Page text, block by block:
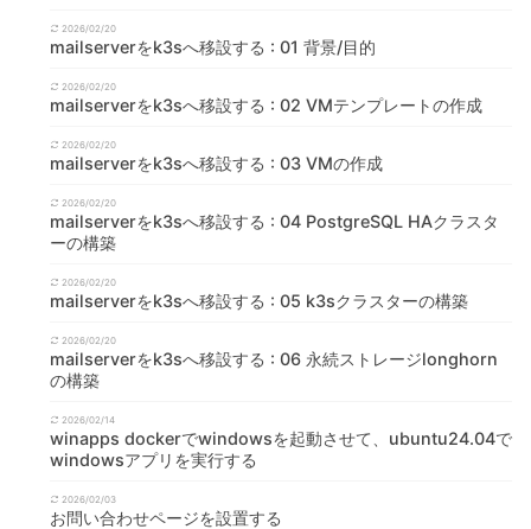
2026/02/20
mailserverをk3sへ移設する : 01 背景/目的
2026/02/20
mailserverをk3sへ移設する : 02 VMテンプレートの作成
2026/02/20
mailserverをk3sへ移設する : 03 VMの作成
2026/02/20
mailserverをk3sへ移設する : 04 PostgreSQL HAクラスタ
ーの構築
2026/02/20
mailserverをk3sへ移設する : 05 k3sクラスターの構築
2026/02/20
mailserverをk3sへ移設する : 06 永続ストレージlonghorn
の構築
2026/02/14
winapps dockerでwindowsを起動させて、ubuntu24.04で
windowsアプリを実行する
2026/02/03
お問い合わせページを設置する